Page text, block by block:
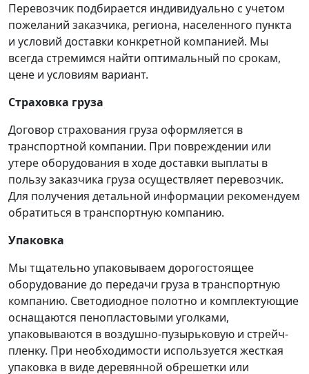
Перевозчик подбирается индивидуально с учетом
пожеланий заказчика, региона, населенного пункта
и условий доставки конкретной компанией. Мы
всегда стремимся найти оптимальный по срокам,
цене и условиям вариант.
Страховка груза
Договор страхования груза оформляется в
транспортной компании. При повреждении или
утере оборудования в ходе доставки выплаты в
пользу заказчика груза осуществляет перевозчик.
Для получения детальной информации рекомендуем
обратиться в транспортную компанию.
Упаковка
Мы тщательно упаковываем дорогостоящее
оборудование до передачи груза в транспортную
компанию. Светодиодное полотно и комплектующие
оснащаются пенопластовыми уголками,
упаковываются в воздушно-пузырьковую и стрейч-
пленку. При необходимости используется жесткая
упаковка в виде деревянной обрешетки или